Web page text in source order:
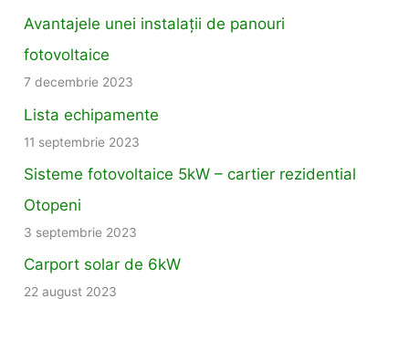
Avantajele unei instalații de panouri
fotovoltaice
7 decembrie 2023
Lista echipamente
11 septembrie 2023
Sisteme fotovoltaice 5kW – cartier rezidential
Otopeni
3 septembrie 2023
Carport solar de 6kW
22 august 2023